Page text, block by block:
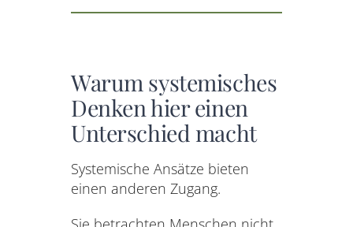
Warum systemisches
Denken hier einen
Unterschied macht
Systemische Ansätze bieten
einen anderen Zugang.